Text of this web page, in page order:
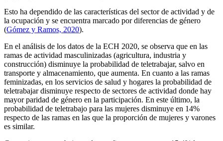
Esto ha dependido de las características del sector de actividad y de
la ocupación y se encuentra marcado por diferencias de género
(Gómez y Ramos, 2020).
En el análisis de los datos de la ECH 2020, se observa que en las
ramas de actividad masculinizadas (agricultura, industria y
construcción) disminuye la probabilidad de teletrabajar, salvo en
transporte y almacenamiento, que aumenta. En cuanto a las ramas
feminizadas, en los servicios de salud y hogares la probabilidad de
teletrabajar disminuye respecto de sectores de actividad donde hay
mayor paridad de género en la participación. En este último, la
probabilidad de teletrabajo para las mujeres disminuye en 14%
respecto de las ramas en las que la proporción de mujeres y varones
es similar.